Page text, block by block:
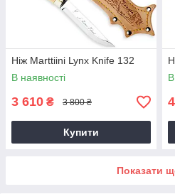
Ніж Marttiini Lynx Knife 132
В наявності
3 610 ₴ 3 800 ₴
Купити
Показати